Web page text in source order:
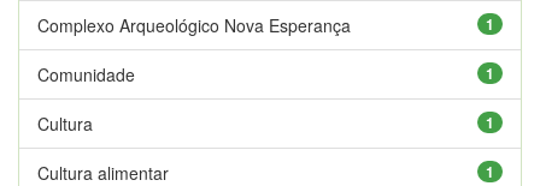
1
Complexo Arqueológico Nova Esperança
1
Comunidade
1
Cultura
1
Cultura alimentar